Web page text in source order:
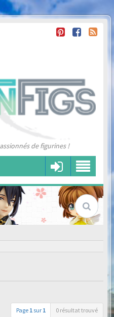
de figurines !
Page 1 sur 1 0 résultat trouvé